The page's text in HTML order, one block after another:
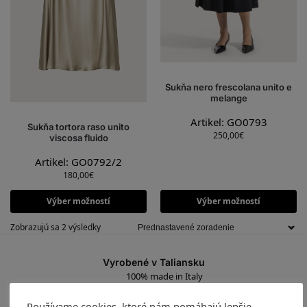
Sukňa tortora raso unito
viscosa fluido
Artikel: GO0792/2
180,00€
Výber možností
Sukňa nero frescolana unito e
melange
Artikel: GO0793
250,00€
Výber možností
Zobrazujú sa 2 výsledky
Vyrobené v Taliansku
100% made in Italy